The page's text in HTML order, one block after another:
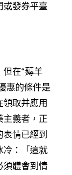
或發券平臺
但在“薅羊
惠的條件是
領取并應用
主義者，正
情已經到
冷：「這就
須體會到情